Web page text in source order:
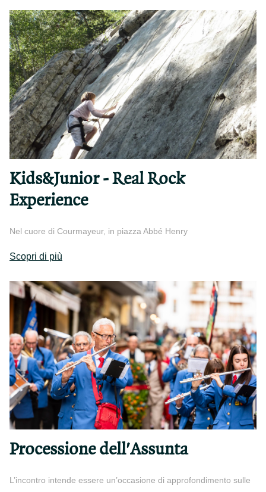
Kids&Junior - Real Rock
Experience
Nel cuore di Courmayeur, in piazza Abbé Henry
Scopri di più
Processione dell'Assunta
L’incontro intende essere un’occasione di approfondimento sulle